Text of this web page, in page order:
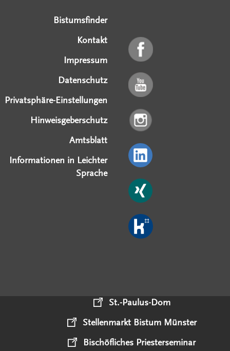
Bistumsfinder
Kontakt
Impressum
Datenschutz
Privatsphäre-Einstellungen
Hinweisgeberschutz
Amtsblatt
Informationen in Leichter
Sprache
St.-Paulus-Dom
Stellenmarkt Bistum Münster
Bischöfliches Priesterseminar